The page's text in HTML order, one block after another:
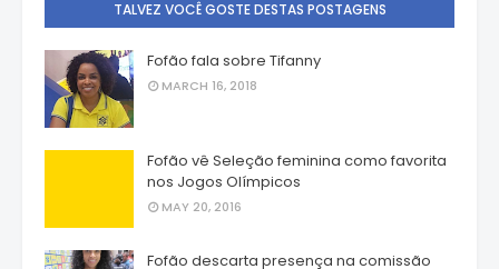
TALVEZ VOCÊ GOSTE DESTAS POSTAGENS
Fofão fala sobre Tifanny
MARCH 16, 2018
Fofão vê Seleção feminina como favorita
nos Jogos Olímpicos
MAY 20, 2016
Fofão descarta presença na comissão